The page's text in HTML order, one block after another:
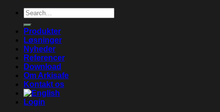
Search
for:
Produkter
Løsninger
Nyheder
Referencer
Download
Om Arkisafe
Kontakt os
Login